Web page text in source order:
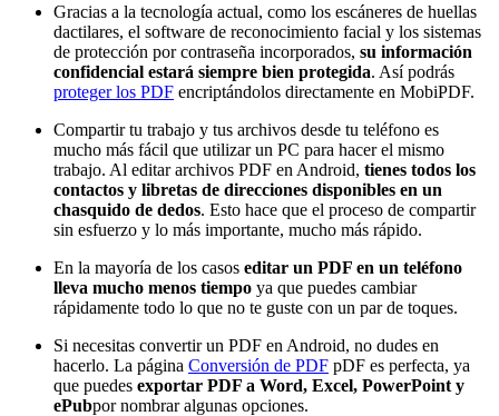
Gracias a la tecnología actual, como los escáneres de huellas
dactilares, el software de reconocimiento facial y los sistemas
de protección por contraseña incorporados, su información
confidencial estará siempre bien protegida. Así podrás
proteger los PDF encriptándolos directamente en MobiPDF.
Compartir tu trabajo y tus archivos desde tu teléfono es
mucho más fácil que utilizar un PC para hacer el mismo
trabajo. Al editar archivos PDF en Android, tienes todos los
contactos y libretas de direcciones disponibles en un
chasquido de dedos. Esto hace que el proceso de compartir
sin esfuerzo y lo más importante, mucho más rápido.
En la mayoría de los casos editar un PDF en un teléfono
lleva mucho menos tiempo ya que puedes cambiar
rápidamente todo lo que no te guste con un par de toques.
Si necesitas convertir un PDF en Android, no dudes en
hacerlo. La página Conversión de PDF pDF es perfecta, ya
que puedes exportar PDF a Word, Excel, PowerPoint y
ePubpor nombrar algunas opciones.